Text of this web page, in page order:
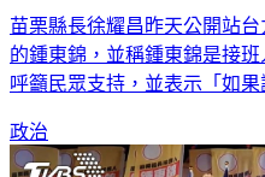
苗栗縣長徐耀昌昨天公開站
的鍾東錦，並稱鍾東錦是接
呼籲民眾支持，並表示「如
政治